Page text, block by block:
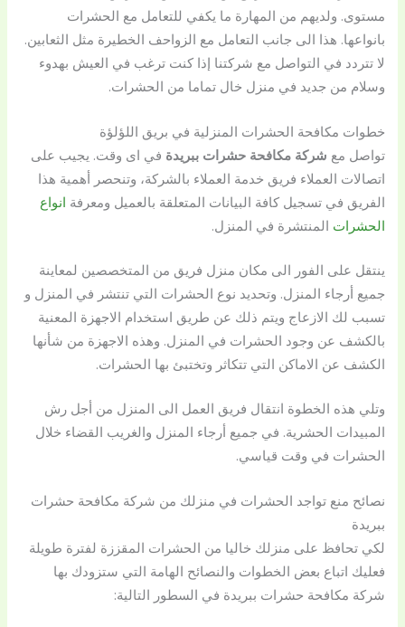
مستوى. ولديهم من المهارة ما يكفي للتعامل مع الحشرات
بانواعها. هذا الى جانب التعامل مع الزواحف الخطيرة مثل الثعابين.
لا تتردد في التواصل مع شركتنا إذا كنت ترغب في العيش بهدوء
وسلام من جديد في منزل خال تماما من الحشرات.
خطوات مكافحة الحشرات المنزلية في بريق اللؤلؤة
تواصل مع شركة مكافحة حشرات ببريدة في اى وقت. يجيب على
اتصالات العملاء فريق خدمة العملاء بالشركة، وتنحصر أهمية هذا
الفريق في تسجيل كافة البيانات المتعلقة بالعميل ومعرفة انواع
الحشرات المنتشرة في المنزل.
ينتقل على الفور الى مكان منزل فريق من المتخصصين لمعاينة
جميع أرجاء المنزل. وتحديد نوع الحشرات التي تنتشر في المنزل و
تسبب لك الازعاج ويتم ذلك عن طريق استخدام الاجهزة المعنية
بالكشف عن وجود الحشرات في المنزل. وهذه الاجهزة من شأنها
الكشف عن الاماكن التي تتكاثر وتختبئ بها الحشرات.
وتلي هذه الخطوة انتقال فريق العمل الى المنزل من أجل رش
المبيدات الحشرية. في جميع أرجاء المنزل والغريب القضاء خلال
الحشرات في وقت قياسي.
نصائح منع تواجد الحشرات في منزلك من شركة مكافحة حشرات
ببريدة
لكي تحافظ على منزلك خاليا من الحشرات المقززة لفترة طويلة
فعليك اتباع بعض الخطوات والنصائح الهامة التي ستزودك بها
شركة مكافحة حشرات ببريدة في السطور التالية: